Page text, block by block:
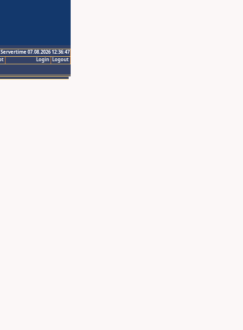
Servertime 07.08.2026 12:36:47
Logout
Login